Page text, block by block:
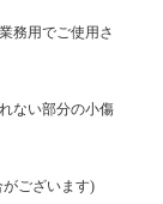
務用でご使用さ
ない部分の小傷
ございます)